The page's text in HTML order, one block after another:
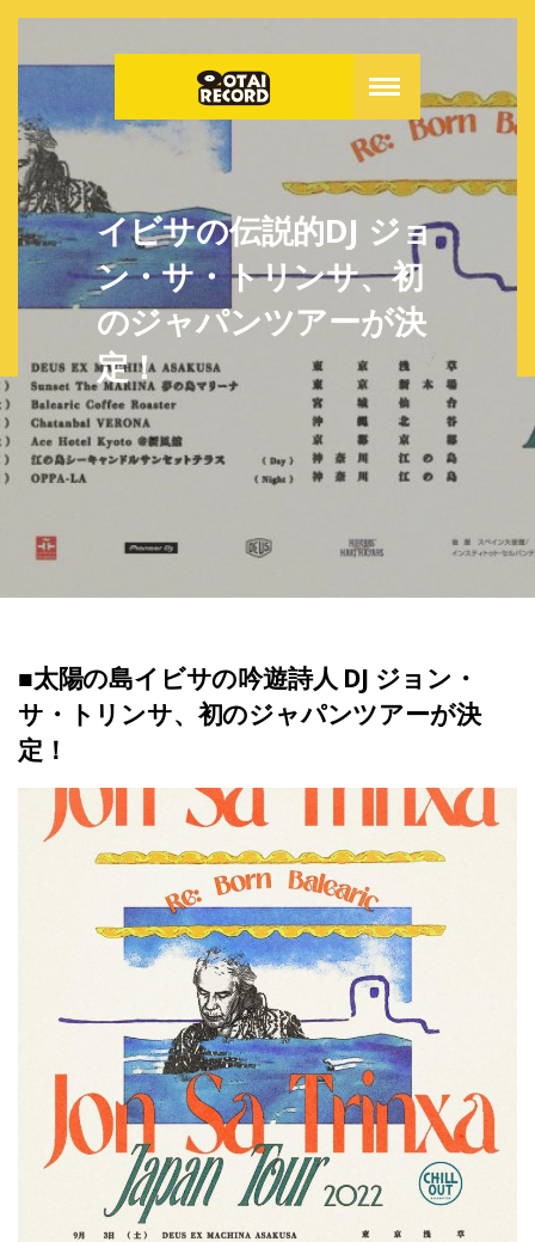
イビサの伝説的DJ ジョ
ン・サ・トリンサ、初
のジャパンツアーが決
定！
■太陽の島イビサの吟遊詩人 DJ ジョン・
サ・トリンサ、初のジャパンツアーが決
定！